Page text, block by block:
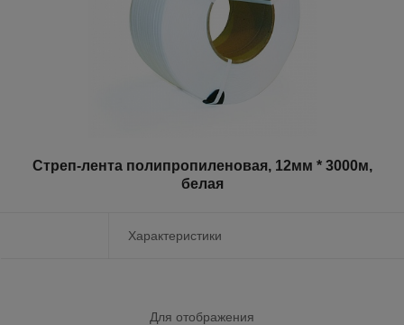
Стреп-лента полипропиленовая, 12мм * 3000м,
белая
Характеристики
Для отображения